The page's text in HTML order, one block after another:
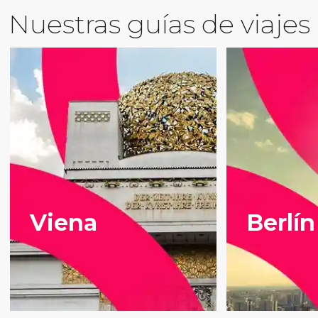
Nuestras guías de viajes
Viena Berlín